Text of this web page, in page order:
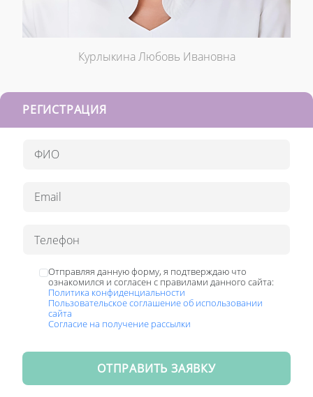
Курлыкина Любовь Ивановна
РЕГИСТРАЦИЯ
Отправляя данную форму, я подтверждаю что
ознакомился и согласен с правилами данного сайта:
Политика конфиденциальности
Пользовательское соглашение об использовании
сайта
Согласие на получение рассылки
ОТПРАВИТЬ ЗАЯВКУ